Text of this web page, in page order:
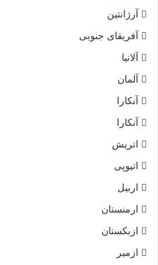
آرژانتین
آفریقای جنوبی
آلانیا
آلمان
آنکارا
آنکارا
اتریش
اتیوپی
اربیل
ارمنستان
ازبکستان
ازمیر